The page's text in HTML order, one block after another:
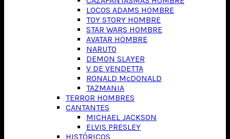
LOCOS ADAMS HOMBRE
TOY STORY HOMBRE
STAR WARS HOMBRE
AVATAR HOMBRE
NARUTO
DEMON SLAYER
V DE VENDETTA
RONALD McDONALD
TAZMANIA
TERROR HOMBRES
CANTANTES
MICHAEL JACKSON
ELVIS PRESLEY
HISTÓRICOS